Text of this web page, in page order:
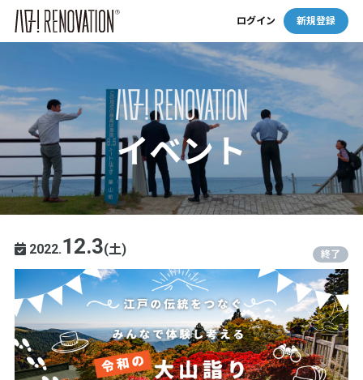
ログイン 新規登録
イベント
2022.12.3(土) 終了